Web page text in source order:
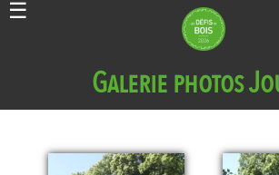
Galerie photos